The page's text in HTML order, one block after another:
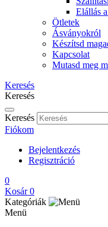
Elállás
Ötletek
Ásványokról
Készítsd
Kapcsolat
Mutasd meg
Keresés
Keresés
Keresés
Fiókom
Bejelentkezés
Regisztráció
0
Kosár 0
Kategóriák
Menü